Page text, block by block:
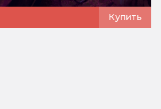
Купить